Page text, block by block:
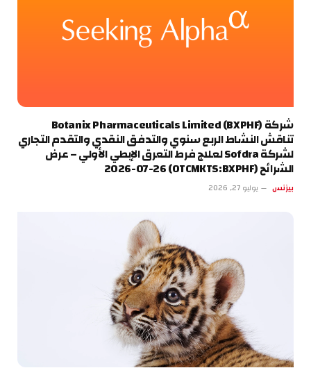
شركة Botanix Pharmaceuticals Limited (BXPHF)
تناقش النشاط الربع سنوي والتدفق النقدي والتقدم التجاري
لشركة Sofdra لعلاج فرط التعرق الإبطي الأولي – عرض
الشرائح (OTCMKTS:BXPHF) 2026-07-26
بيزنس يوليو 27, 2026